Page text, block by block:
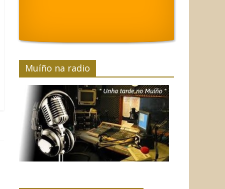
Muíño na radio